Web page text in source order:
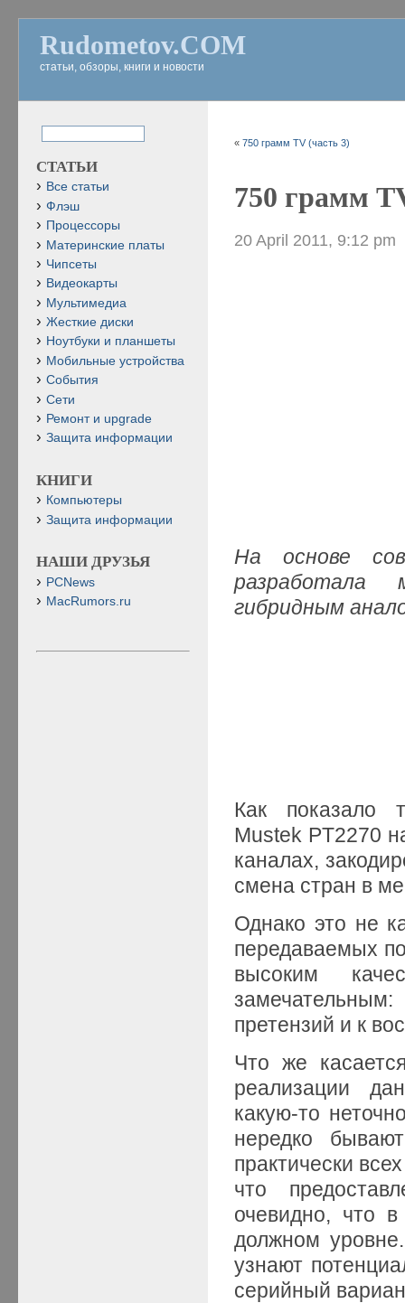
Rudometov.COM
статьи, обзоры, книги и новости
«750 грамм TV (часть 3)
750 грамм
20 April 2011, 9:12 pm
На основе
разработала
гибридным
Как показало
Mustek PT2270
каналах,
смена стран в
Однако это не
передаваемых
высоким
претензий и к
Что же
реализации
какую-то
нередко
практически
что
очевидно, что
должном
узнают
серийный
СТАТЬИ
Все статьи
Флэш
Процессоры
Материнские платы
Чипсеты
Видеокарты
Мультимедиа
Жесткие диски
Ноутбуки и планшеты
Мобильные устройства
События
Сети
Ремонт и upgrade
Защита информации
КНИГИ
Компьютеры
Защита информации
НАШИ ДРУЗЬЯ
PCNews
MacRumors.ru